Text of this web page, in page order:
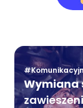
Wymiana